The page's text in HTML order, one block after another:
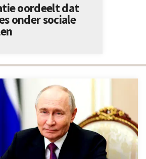
oordeelt dat
onder sociale